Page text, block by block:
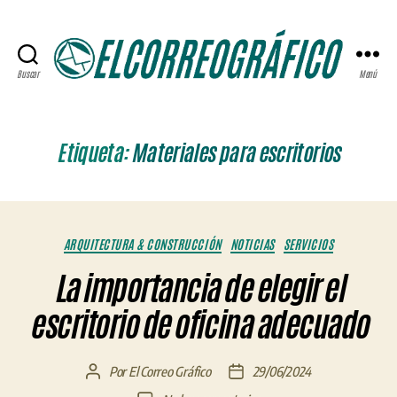
Buscar Menú
Etiqueta:Materiales para escritorios
Categorías
ARQUITECTURA & CONSTRUCCIÓN NOTICIAS SERVICIOS
La importancia de elegir el
escritorio de oficina adecuado
AutorPorEl Correo Gráfico
Fecha29/06/2024